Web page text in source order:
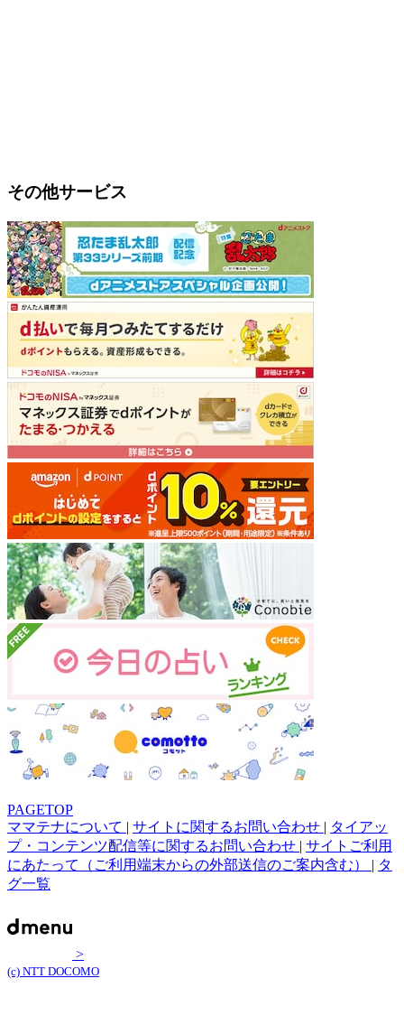
その他サービス
PAGETOP
ママテナについて | サイトに関するお問い合わせ | タイアッ
プ・コンテンツ配信等に関するお問い合わせ | サイトご利用
にあたって（ご利用端末からの外部送信のご案内含む） | タ
グ一覧
>
(c) NTT DOCOMO